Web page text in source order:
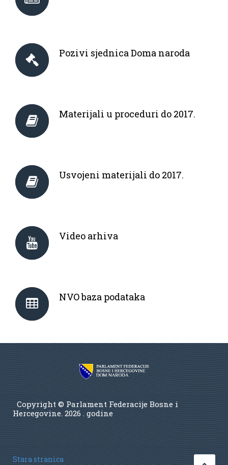
Pozivi sjednica Doma naroda
Materijali u proceduri do 2017.
Usvojeni materijali do 2017.
Video arhiva
NVO baza podataka
Copyright © Parlament Federacije Bosne i
Hercegovine. 2026 . godine
Stara stranica